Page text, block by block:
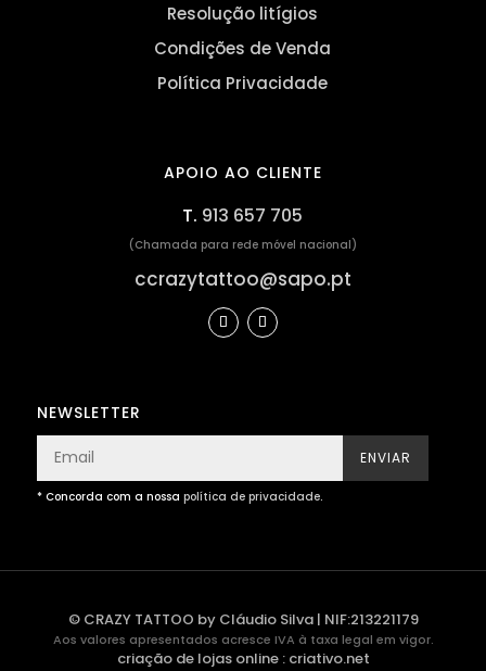
Resolução litígios
Condições de Venda
Política Privacidade
APOIO AO CLIENTE
T. 913 657 705
(Chamada para rede móvel nacional)
ccrazytattoo@sapo.pt
NEWSLETTER
ENVIAR
* Concorda com a nossa política de privacidade.
© CRAZY TATTOO by Cláudio Silva | NIF:213221179
Aos valores apresentados acresce IVA à taxa legal em vigor.
criação de lojas online: criativo.net